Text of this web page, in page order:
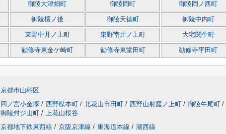
御陵大津畑町 御陵岡町 御陵岡ノ西町
御陵檀ノ後 御陵天徳町 御陵中内町
東野中井ノ上町 東野南井ノ上町 大宅関生町
勧修寺東金ケ崎町 勧修寺東堂田町 勧修寺平田町
京都市山科区
四ノ宮小金塚 / 西野楳本町 / 北花山市田町 / 西野山射庭ノ上町 / 御陵牛尾町 /
御陵封ジ山町 / 上花山桜谷
京都地下鉄東西線 / 京阪京津線 / 東海道本線 / 湖西線